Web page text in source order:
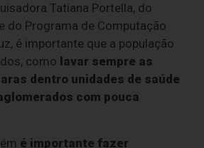
Tatiana Portella, do
do Programa de Computação
é importante que a população
como lavar sempre as
dentro unidades de saúde
com pouca
é importante fazer